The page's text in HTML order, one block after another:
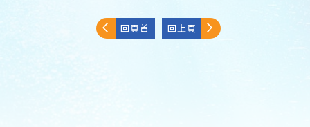
回頁首 回上頁